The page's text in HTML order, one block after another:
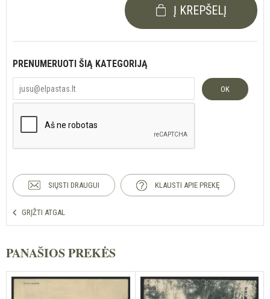
Į KREPŠELĮ
PRENUMERUOTI ŠIĄ KATEGORIJĄ
OK
SIŲSTI DRAUGUI KLAUSTI APIE PREKĘ
GRĮŽTI ATGAL
PANAŠIOS PREKĖS